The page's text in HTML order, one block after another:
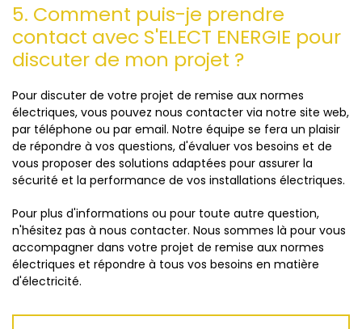
5. Comment puis-je prendre
contact avec S'ELECT ENERGIE pour
discuter de mon projet ?
Pour discuter de votre projet de remise aux normes
électriques, vous pouvez nous contacter via notre site web,
par téléphone ou par email. Notre équipe se fera un plaisir
de répondre à vos questions, d'évaluer vos besoins et de
vous proposer des solutions adaptées pour assurer la
sécurité et la performance de vos installations électriques.
Pour plus d'informations ou pour toute autre question,
n'hésitez pas à nous contacter. Nous sommes là pour vous
accompagner dans votre projet de remise aux normes
électriques et répondre à tous vos besoins en matière
d'électricité.